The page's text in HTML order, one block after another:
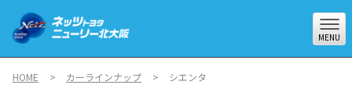
MENU
HOME カーラインナップ シエンタ